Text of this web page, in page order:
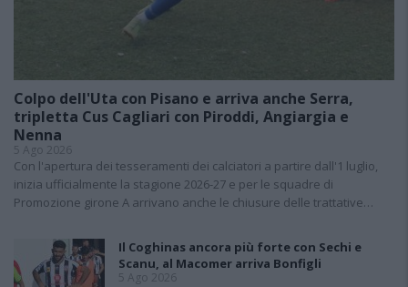
Colpo dell'Uta con Pisano e arriva anche Serra,
tripletta Cus Cagliari con Piroddi, Angiargia e
Nenna
5 Ago 2026
Con l'apertura dei tesseramenti dei calciatori a partire dall'1 luglio,
inizia ufficialmente la stagione 2026-27 e per le squadre di
Promozione girone A arrivano anche le chiusure delle trattative…
Il Coghinas ancora più forte con Sechi e
Scanu, al Macomer arriva Bonfigli
5 Ago 2026